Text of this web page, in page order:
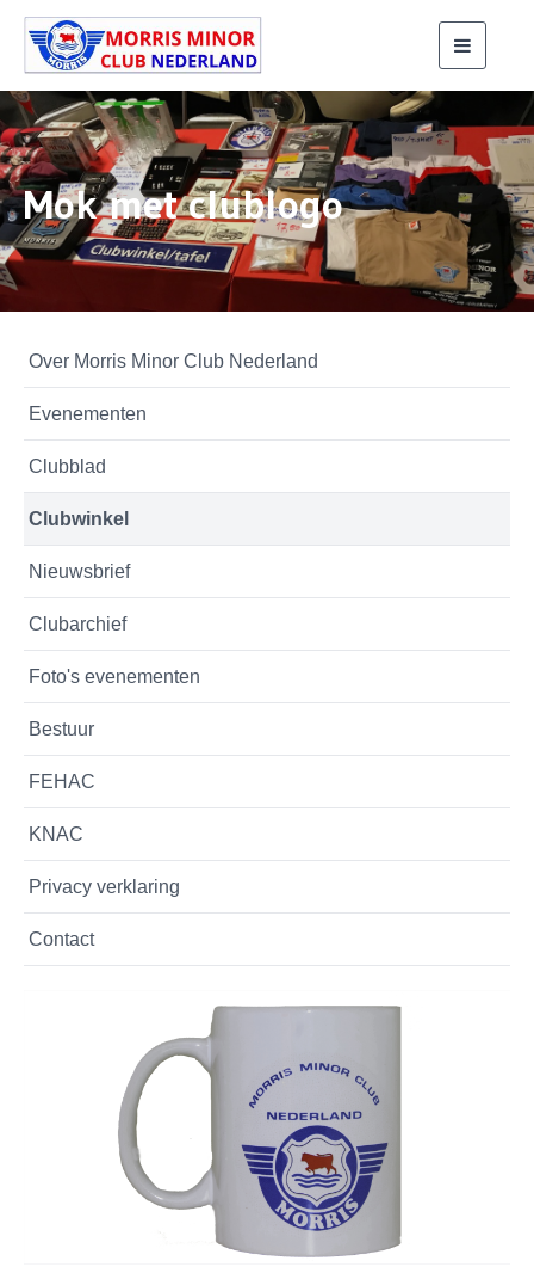
Mok met clublogo
Over Morris Minor Club Nederland
Evenementen
Clubblad
Clubwinkel
Nieuwsbrief
Clubarchief
Foto's evenementen
Bestuur
FEHAC
KNAC
Privacy verklaring
Contact